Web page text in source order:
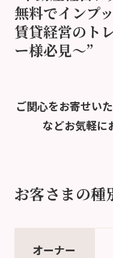
無料でインプ
賃貸経営のト
ー様必見～”
ご関心をお寄せい
などお気軽に
お客さまの種
オーナー